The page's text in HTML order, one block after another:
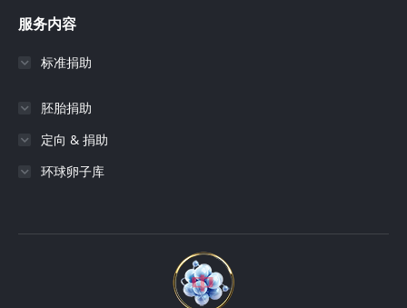
服务内容
标准捐助
胚胎捐助
定向 & 捐助
环球卵子库